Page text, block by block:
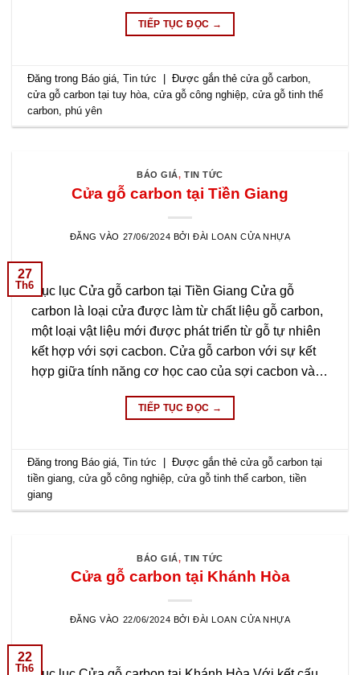
TIẾP TỤC ĐỌC →
Đăng trong Báo giá,Tin tức Được gắn thẻcửa gỗ carbon,
cửa gỗ carbon tại tuy hòa,cửa gỗ công nghiệp,cửa gỗ tinh thể
carbon,phú yên
BÁO GIÁ,TIN TỨC
Cửa gỗ carbon tại Tiền Giang
ĐĂNG VÀO 27/06/2024 BỞI ĐÀI LOAN CỬA NHỰA
27
Th6Mục lục Cửa gỗ carbon tại Tiền Giang Cửa gỗ
carbon là loại cửa được làm từ chất liệu gỗ carbon,
một loại vật liệu mới được phát triển từ gỗ tự nhiên
kết hợp với sợi cacbon. Cửa gỗ carbon với sự kết
hợp giữa tính năng cơ học cao của sợi cacbon và…
TIẾP TỤC ĐỌC →
Đăng trong Báo giá ,Tin tức Được gắn thẻcửa gỗ carbon tại
tiền giang ,cửa gỗ công nghiệp ,cửa gỗ tinh thể carbon ,tiền
giang
BÁO GIÁ,TIN TỨC
Cửa gỗ carbon tại Khánh Hòa
ĐĂNG VÀO 22/06/2024 BỞI ĐÀI LOAN CỬA NHỰA
22
Th6